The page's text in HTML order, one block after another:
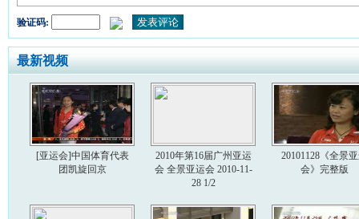
验证码:
最新视频
[亚运会]中国体育代表
团凯旋回京
2010年第16届广州亚运
会 全景亚运会 2010-11-
28 1/2
20101128《全景
会》完整版